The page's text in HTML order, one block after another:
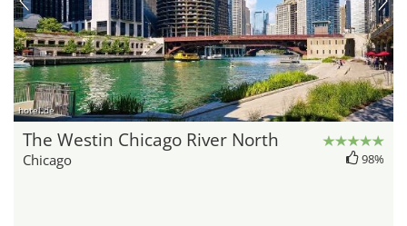
hotel.de
The Westin Chicago River North
Chicago 98%